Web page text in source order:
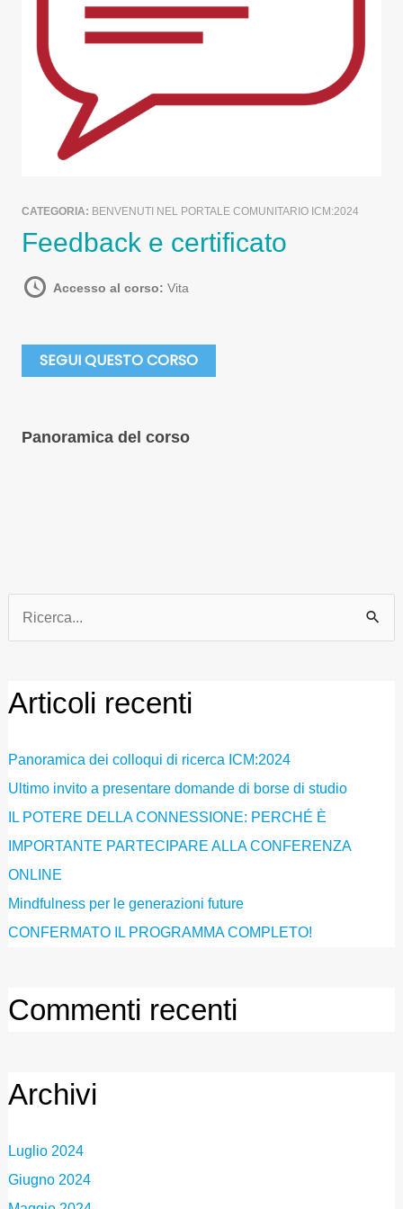
CATEGORIA: BENVENUTI NEL PORTALE COMUNITARIO ICM:2024
Feedback e certificato
Accesso al corso: Vita
SEGUI QUESTO CORSO
Panoramica del corso
Ricerca
Articoli recenti
Panoramica dei colloqui di ricerca ICM:2024
Ultimo invito a presentare domande di borse di studio
IL POTERE DELLA CONNESSIONE: PERCHÉ È
IMPORTANTE PARTECIPARE ALLA CONFERENZA
ONLINE
Mindfulness per le generazioni future
CONFERMATO IL PROGRAMMA COMPLETO!
Commenti recenti
Archivi
Luglio 2024
Giugno 2024